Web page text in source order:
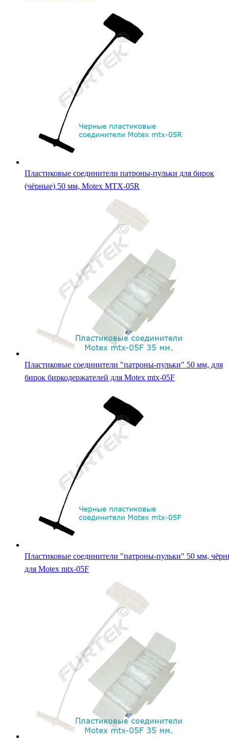
Пластиковые соединители патроны-пульки для бирок
(чёрные) 50 мм, Motex MTX-05R
Пластиковые соединители "патроны-пульки" 50 мм, для
бирок биркодержателей для Motex mtx-05F
Пластиковые соединители "патроны-пульки" 50 мм,
для Motex mtx-05F